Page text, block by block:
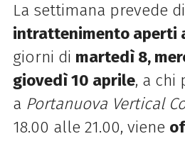
La settimana prevede
intrattenimento aperti
giorni di martedì 8,
giovedì 10 aprile, a chi
a Portanuova Vertical
18.00 alle 21.00, viene